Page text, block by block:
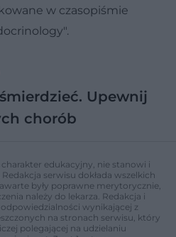
w czasopiśmie
Upewnij
chorób
edukacyjny, nie stanowi i
serwisu dokłada wszelkich
były poprawne merytorycznie,
należy do lekarza. Redakcja i
wynikającej z
na stronach serwisu, który
polegającej na udzielaniu